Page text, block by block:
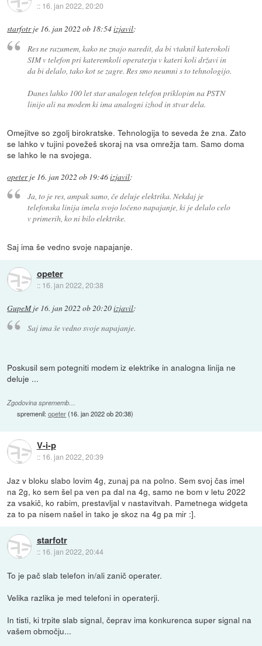
:: 16. jan 2022, 20:20
starfotrje 16. jan 2022 ob 18:54izjavil:
Res ne razumem, kako ne znajo naredit, da bi vtaknil katerokoli
SIM v telefon pri kateremkoli operaterju v kateri koli državi in
da bi delalo, tako kot se zagre. Res smo neumni s to tehnologijo.
Danes lahko 100 let star analogen telefon priklopim na PSTN
linijo ali na modem ki ima analogni izhod in stvar dela.
Omejitve so zgolj birokratske. Tehnologija to seveda že zna. Zato
se lahko v tujini povežeš skoraj na vsa omrežja tam. Samo doma
se lahko le na svojega.
opeterje 16. jan 2022 ob 19:46izjavil:
Ja, to je res, ampak samo, če deluje elektrika. Nekdaj je
telefonska linija imela svojo ločeno napajanje, ki je delalo celo
v primerih, ko ni bilo elektrike.
Saj ima še vedno svoje napajanje.
opeter
:: 16. jan 2022, 20:38
GupeMje 16. jan 2022 ob 20:20izjavil:
Saj ima še vedno svoje napajanje.
Poskusil sem potegniti modem iz elektrike in analogna linija ne
deluje ...
Zgodovina sprememb…
spremenil:opeter(16. jan 2022 ob 20:38)
V-i-p
:: 16. jan 2022, 20:39
Jaz v bloku slabo lovim 4g, zunaj pa na polno. Sem svoj čas imel
na 2g, ko sem šel pa ven pa dal na 4g, samo ne bom v letu 2022
za vsakič, ko rabim, prestavljal v nastavitvah. Pametnega widgeta
za to pa nisem našel in tako je skoz na 4g pa mir :].
starfotr
:: 16. jan 2022, 20:44
To je pač slab telefon in/ali zanič operater.
Velika razlika je med telefoni in operaterji.
In tisti, ki trpite slab signal, čeprav ima konkurenca super signal na
vašem območju...